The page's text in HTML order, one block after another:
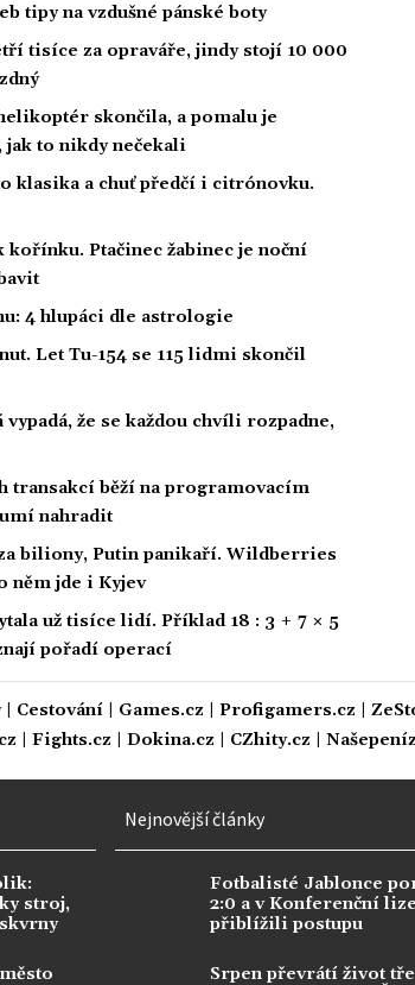
tipy na vzdušné pánské boty
tisíce za opraváře, jindy stojí 10 000
skončila, a pomalu je
to nikdy nečekali
klasika a chuť předčí i citrónovku.
Ptačinec žabinec je noční
4 hlupáci dle astrologie
Let Tu-154 se 115 lidmi skončil
že se každou chvíli rozpadne,
transakcí běží na programovacím
nahradit
biliony, Putin panikaří. Wildberries
něm jde i Kyjev
už tisíce lidí. Příklad 18 : 3 + 7 × 5
pořadí operací
| Cestování Games.cz Profigamers.cz
Fights.cz Dokina.cz CZhity.cz
stroj,
Nejnovější články
Fotbalisté Jablonce
2:0 a v Konferenční
přiblížili postupu
Srpen převrátí život